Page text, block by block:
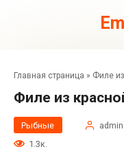
Главная страница » Филе
Филе из
Рыбные admin
1.3к.